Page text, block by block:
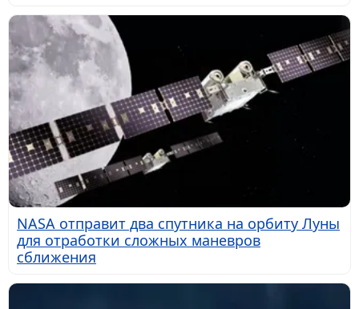
NASA отправит два спутника на орбиту Луны
для отработки сложных маневров
сближения